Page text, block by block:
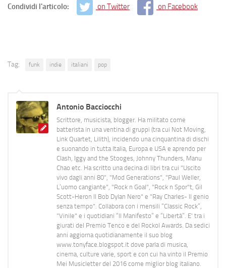
Condividi l'articolo: on Twitter on Facebook
Tag: funk indie italiani pop
Antonio Bacciocchi
Scrittore, musicista, blogger. Ha militato come
batterista in una ventina di gruppi (tra cui Not Moving,
Link Quartet, Lilith), incidendo una cinquantina di dischi
e suonando in tutta Italia, Europa e USA e aprendo per
Clash, Iggy and the Stooges, Johnny Thunders, Manu
Chao etc. Ha scritto una decina di libri tra cui "Uscito
vivo dagli anni 80", "Mod Generations", "Paul Weller,
L’uomo cangiante", "Rock n Goal", "Rock n Spor"t, Gil
Scott-Heron Il Bob Dylan Nero" e "Ray Charles- Il genio
senza tempo". Collabora con i mensili “Classic Rock”,
"Vinile" e i quotidiani “Il Manifesto” e “Libertà”. E' tra i
giurati del Premio Tenco e del Rockol Awards. Da sedici
anni aggiorna quotidianamente il suo blog
www.tonyface.blogspot.it dove parla di musica,
cinema, culture varie, sport e con cui ha vinto il Premio
Mei Musicletter del 2016 come miglior blog italiano.